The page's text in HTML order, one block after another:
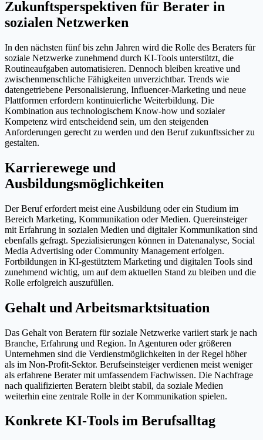
Zukunftsperspektiven für Berater in
sozialen Netzwerken
In den nächsten fünf bis zehn Jahren wird die Rolle des Beraters für
soziale Netzwerke zunehmend durch KI-Tools unterstützt, die
Routineaufgaben automatisieren. Dennoch bleiben kreative und
zwischenmenschliche Fähigkeiten unverzichtbar. Trends wie
datengetriebene Personalisierung, Influencer-Marketing und neue
Plattformen erfordern kontinuierliche Weiterbildung. Die
Kombination aus technologischem Know-how und sozialer
Kompetenz wird entscheidend sein, um den steigenden
Anforderungen gerecht zu werden und den Beruf zukunftssicher zu
gestalten.
Karrierewege und
Ausbildungsmöglichkeiten
Der Beruf erfordert meist eine Ausbildung oder ein Studium im
Bereich Marketing, Kommunikation oder Medien. Quereinsteiger
mit Erfahrung in sozialen Medien und digitaler Kommunikation sind
ebenfalls gefragt. Spezialisierungen können in Datenanalyse, Social
Media Advertising oder Community Management erfolgen.
Fortbildungen in KI-gestütztem Marketing und digitalen Tools sind
zunehmend wichtig, um auf dem aktuellen Stand zu bleiben und die
Rolle erfolgreich auszufüllen.
Gehalt und Arbeitsmarktsituation
Das Gehalt von Beratern für soziale Netzwerke variiert stark je nach
Branche, Erfahrung und Region. In Agenturen oder größeren
Unternehmen sind die Verdienstmöglichkeiten in der Regel höher
als im Non-Profit-Sektor. Berufseinsteiger verdienen meist weniger
als erfahrene Berater mit umfassendem Fachwissen. Die Nachfrage
nach qualifizierten Beratern bleibt stabil, da soziale Medien
weiterhin eine zentrale Rolle in der Kommunikation spielen.
Konkrete KI-Tools im Berufsalltag